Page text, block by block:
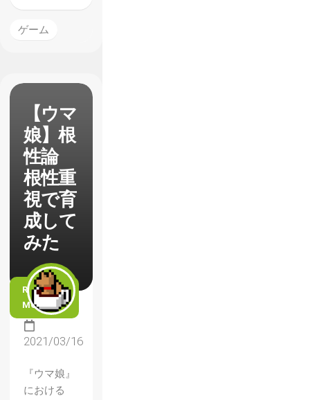
ゲーム
【ウマ
娘】根
性論
根性重
視で育
成して
みた
READ
MORE
2021/03/16
『ウマ娘』
における